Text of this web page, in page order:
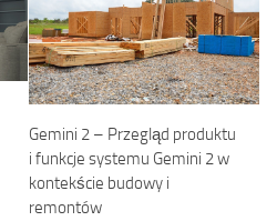
Gemini 2 – Przegląd produktu
i funkcje systemu Gemini 2 w
kontekście budowy i
remontów